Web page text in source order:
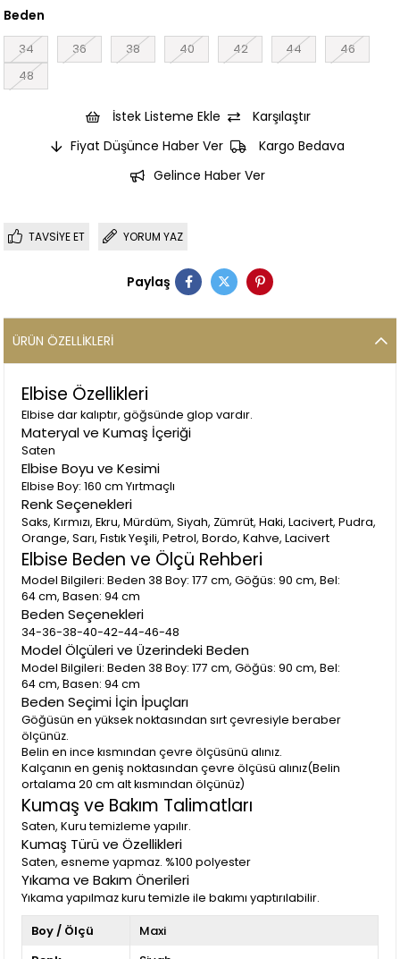
Beden
34 36 38 40 42 44
46
48
İstek Listeme Ekle
Karşılaştır
Fiyat Düşünce Haber Ver
Kargo Bedava
Gelince Haber Ver
TAVSIYE ET YORUM YAZ
Paylaş
ÜRÜN ÖZELLIKLERI
Elbise Özellikleri
Elbise dar kalıptır, göğsünde glop vardır.
Materyal ve Kumaş İçeriği
Saten
Elbise Boyu ve Kesimi
Elbise Boy: 160 cm Yırtmaçlı
Renk Seçenekleri
Saks, Kırmızı, Ekru, Mürdüm, Siyah, Zümrüt, Haki, Lacivert, Pudra,
Orange, Sarı, Fıstık Yeşili, Petrol, Bordo, Kahve, Lacivert
Elbise Beden ve Ölçü Rehberi
Model Bilgileri: Beden 38 Boy: 177 cm, Göğüs: 90 cm, Bel:
64 cm, Basen: 94 cm
Beden Seçenekleri
34-36-38-40-42-44-46-48
Model Ölçüleri ve Üzerindeki Beden
Model Bilgileri: Beden 38 Boy: 177 cm, Göğüs: 90 cm, Bel:
64 cm, Basen: 94 cm
Beden Seçimi İçin İpuçları
Göğüsün en yüksek noktasından sırt çevresiyle beraber
ölçünüz.
Belin en ince kısmından çevre ölçüsünü alınız.
Kalçanın en geniş noktasından çevre ölçüsü alınız(Belin
ortalama 20 cm alt kısmından ölçünüz)
Kumaş ve Bakım Talimatları
Saten, Kuru temizleme yapılır.
Kumaş Türü ve Özellikleri
Saten, esneme yapmaz. %100 polyester
Yıkama ve Bakım Önerileri
Yıkama yapılmaz kuru temizle ile bakımı yaptırılabilir.
Boy / Ölçü
Maxi